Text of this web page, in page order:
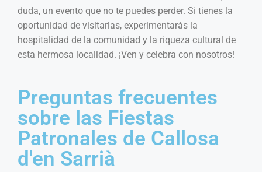
duda, un evento que no te puedes perder. Si tienes la
oportunidad de visitarlas, experimentarás la
hospitalidad de la comunidad y la riqueza cultural de
esta hermosa localidad. ¡Ven y celebra con nosotros!
Preguntas frecuentes
sobre las Fiestas
Patronales de Callosa
d'en Sarrià